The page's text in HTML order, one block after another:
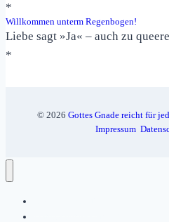
*
Willkommen unterm Regenbogen!
Liebe sagt »Ja« – auch zu
*
© 2026 Gottes Gnade reicht für
Impressum